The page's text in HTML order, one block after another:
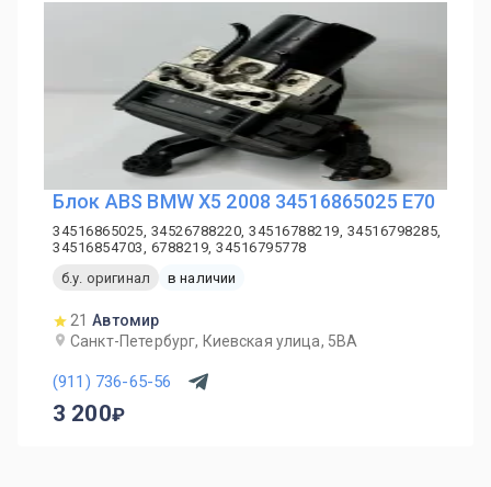
Блок ABS BMW X5 2008 34516865025 E70
34516865025, 34526788220, 34516788219, 34516798285,
34516854703, 6788219, 34516795778
б.у. оригинал
в наличии
21 Автомир
Санкт-Петербург, Киевская улица, 5ВА
(911) 736-65-56
3 200